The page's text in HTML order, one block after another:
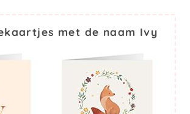
met de naam Ivy